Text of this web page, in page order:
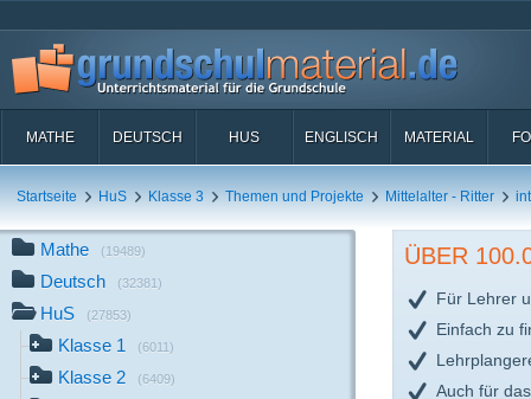
MATHE DEUTSCH HUS ENGLISCH MATERIAL
Startseite HuS Klasse 3 Themen und Projekte Mittelalter - Ritter
Mathe (19489)
Deutsch (32381)
HuS (27853)
Klasse 1 (6011)
Klasse 2 (6409)
ÜBER
Für Lehrer
Einfach zu
Auch für